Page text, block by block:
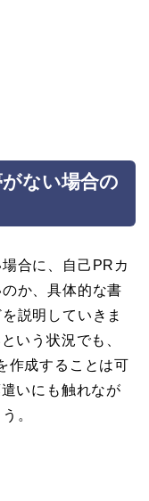
ない場合の
合に、自己PRカ
か、具体的な書
説明していきま
いう状況でも、
作成することは可
いにも触れなが
。